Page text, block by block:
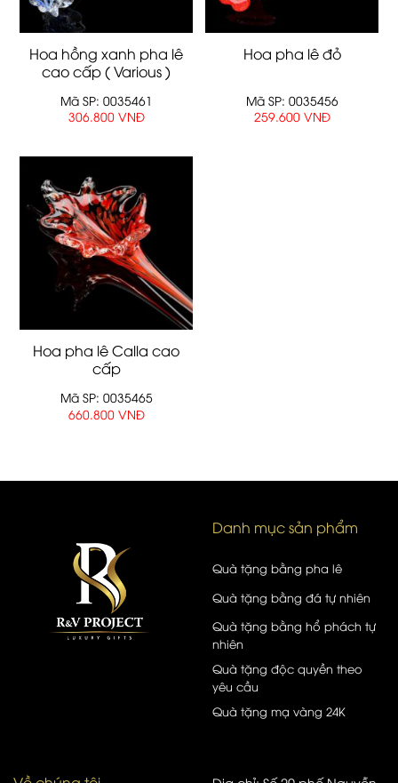
Hoa hồng xanh pha lê
cao cấp ( Various )
Mã SP: 0035461
306.800 VNĐ
Hoa pha lê đỏ
Mã SP: 0035456
259.600 VNĐ
Hoa pha lê Calla cao
cấp
Mã SP: 0035465
660.800 VNĐ
Danh mục sản phẩm
Quà tặng bằng pha lê
Quà tặng bằng đá tự nhiên
Quà tặng bằng hổ phách tự
nhiên
Quà tặng độc quyền theo
yêu cầu
Quà tặng mạ vàng 24K